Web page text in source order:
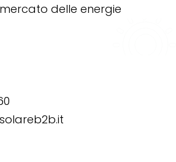
delle energie